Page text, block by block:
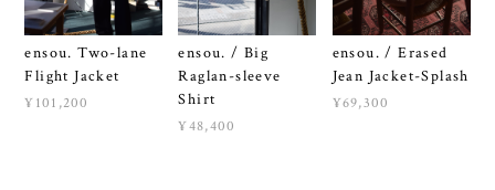
ensou. Two-lane
Flight Jacket
¥101,200
ensou. / Big
Raglan-sleeve
Shirt
¥48,400
ensou. / Erased
Jean Jacket-Splash
¥69,300